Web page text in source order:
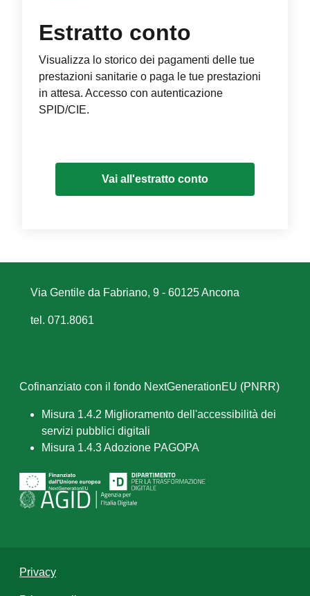
Estratto conto
Visualizza lo storico dei pagamenti delle tue
prestazioni sanitarie o paga le tue prestazioni
in attesa. Accesso con autenticazione
SPID/CIE.
Vai all'estratto conto
Via Gentile da Fabriano, 9 - 60125 Ancona
tel. 071.8061
Cofinanziato con il fondo NextGenerationEU (PNRR)
Misura 1.4.2 Miglioramento dell'accessibilità dei
servizi pubblici digitali
Misura 1.4.3 Adozione PAGOPA
Privacy